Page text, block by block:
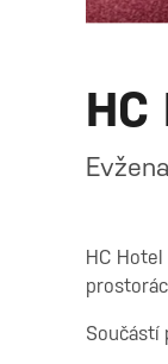
HC
HC
Součástí